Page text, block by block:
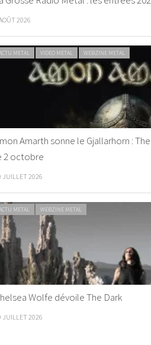
2026
METAL VIDEO METAL WEBZINE METAL
Amarth sonne le Gjallarhorn :
2 octobre
JUILLET 2026
METAL WEBZINE METAL
Wolfe dévoile The Dark
JUILLET 2026